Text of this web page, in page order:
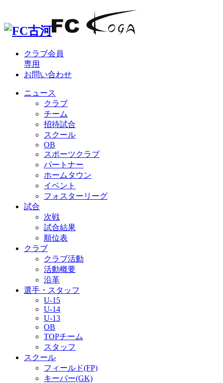
クラブ会員
専用
お問い合わせ
ニュース
クラブ
チーム
招待試合
スクール
OB
スポーツクラブ
パートナー
ホームタウン
イベント
フォスターリーグ
試合
次戦
試合結果
順位表
クラブ
クラブ活動
活動概要
沿革
選手・スタッフ
U-15
U-14
U-13
OB
TOPチーム
スタッフ
スクール
フィールド(FP)
キーパー(GK)